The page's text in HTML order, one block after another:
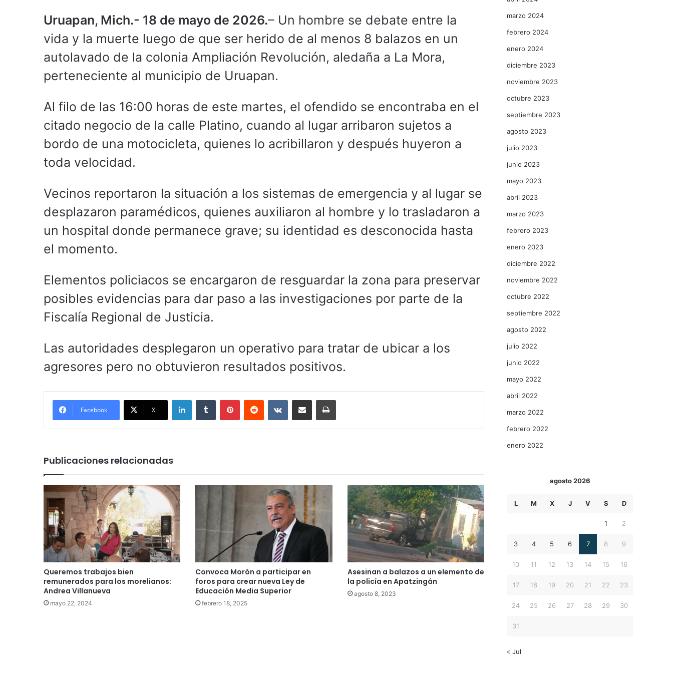
Uruapan, Mich.- 18 de mayo de 2026.– Un hombre se debate entre la
vida y la muerte luego de que ser herido de al menos 8 balazos en un
autolavado de la colonia Ampliación Revolución, aledaña a La Mora,
perteneciente al municipio de Uruapan.
Al filo de las 16:00 horas de este martes, el ofendido se encontraba en el
citado negocio de la calle Platino, cuando al lugar arribaron sujetos a
bordo de una motocicleta, quienes lo acribillaron y después huyeron a
toda velocidad.
Vecinos reportaron la situación a los sistemas de emergencia y al lugar se
desplazaron paramédicos, quienes auxiliaron al hombre y lo trasladaron a
un hospital donde permanece grave; su identidad es desconocida hasta
el momento.
Elementos policiacos se encargaron de resguardar la zona para preservar
posibles evidencias para dar paso a las investigaciones por parte de la
Fiscalía Regional de Justicia.
Las autoridades desplegaron un operativo para tratar de ubicar a los
agresores pero no obtuvieron resultados positivos.
Facebook X
LinkedInTumblr PinterestReddit VKontakteCompartir por correo electrónicoImprimir
Publicaciones relacionadas
Queremos trabajos bien
remunerados para los morelianos:
Andrea Villanueva
mayo 22, 2024
Convoca Morón a participar en
foros para crear nueva Ley de
Educación Media Superior
febrero 18, 2025
Asesinan a balazos a un elemento de
la policía en Apatzingán
agosto 8, 2023
marzo 2024
febrero 2024
enero 2024
diciembre 2023
noviembre 2023
octubre 2023
septiembre 2023
agosto 2023
julio 2023
junio 2023
mayo 2023
abril 2023
marzo 2023
febrero 2023
enero 2023
diciembre 2022
noviembre 2022
octubre 2022
septiembre 2022
agosto 2022
julio 2022
junio 2022
mayo 2022
abril 2022
marzo 2022
febrero 2022
enero 2022
agosto 2026
L M X J V S D
1 2
3 4 5 6 7 8 9
10 11 12 13 14 15 16
17 18 19 20 21 22 23
24 25 26 27 28 29 30
31
« Jul